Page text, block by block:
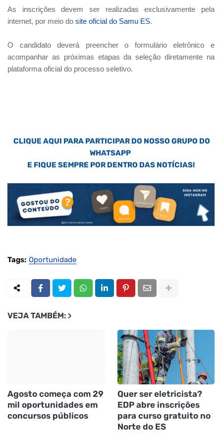
As inscrições devem ser realizadas exclusivamente pela
internet, por meio do site oficial do Samu ES.
O candidato deverá preencher o formulário eletrônico e
acompanhar as próximas etapas da seleção diretamente na
plataforma oficial do processo seletivo.
CLIQUE AQUI PARA PARTICIPAR DO NOSSO GRUPO DO
WHATSAPP
E FIQUE SEMPRE POR DENTRO DAS NOTÍCIAS!
Tags: Oportunidade
VEJA TAMBÉM:
Agosto começa com 29
mil oportunidades em
concursos públicos
Quer ser eletricista?
EDP abre inscrições
para curso gratuito no
Norte do ES